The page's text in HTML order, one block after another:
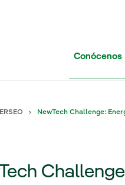
Conócenos
NewTech Challenge:
para Grupo Iberdrola